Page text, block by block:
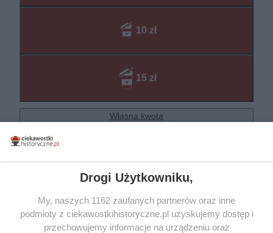
Drogi Użytkowniku,
My, naszych 1162 zaufanych partnerów oraz inne
podmioty z ciekawostkihistoryczne.pl uzyskujemy dostęp i
przechowujemy informacje na urządzeniu oraz